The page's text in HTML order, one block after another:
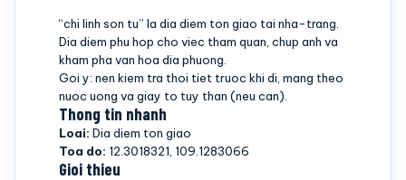
“chi linh son tu” la dia diem ton giao tai nha-trang.
Dia diem phu hop cho viec tham quan, chup anh va
kham pha van hoa dia phuong.
Goi y: nen kiem tra thoi tiet truoc khi di, mang theo
nuoc uong va giay to tuy than (neu can).
Thong tin nhanh
Loai: Dia diem ton giao
Toa do: 12.3018321, 109.1283066
Gioi thieu